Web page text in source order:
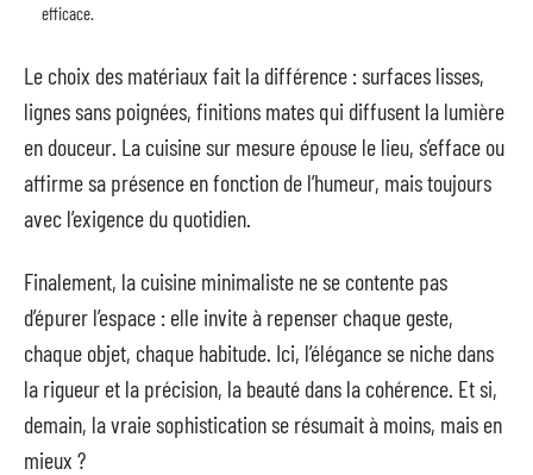
efficace.
Le choix des matériaux fait la différence : surfaces lisses,
lignes sans poignées, finitions mates qui diffusent la lumière
en douceur. La cuisine sur mesure épouse le lieu, s’efface ou
affirme sa présence en fonction de l’humeur, mais toujours
avec l’exigence du quotidien.
Finalement, la cuisine minimaliste ne se contente pas
d’épurer l’espace : elle invite à repenser chaque geste,
chaque objet, chaque habitude. Ici, l’élégance se niche dans
la rigueur et la précision, la beauté dans la cohérence. Et si,
demain, la vraie sophistication se résumait à moins, mais en
mieux ?